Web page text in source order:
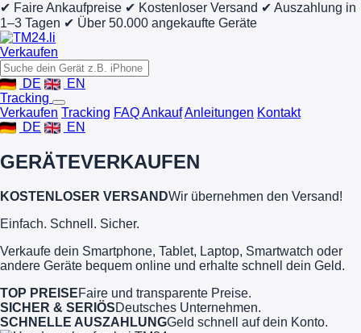
✔ Faire Ankaufpreise ✔ Kostenloser Versand ✔ Auszahlung in
1–3 Tagen ✔ Über 50.000 angekaufte Geräte
Verkaufen
DE
EN
Tracking
Verkaufen Tracking FAQ AnkaufAnleitungen Kontakt
DE
EN
GERÄTEVERKAUFEN
KOSTENLOSER VERSANDWir übernehmen den Versand!
Einfach. Schnell. Sicher.
Verkaufe dein Smartphone, Tablet, Laptop, Smartwatch oder
andere Geräte bequem online und erhalte schnell dein Geld.
TOP PREISEFaire und transparente Preise.
SICHER & SERIÖSDeutsches Unternehmen.
SCHNELLE AUSZAHLUNGGeld schnell auf dein Konto.